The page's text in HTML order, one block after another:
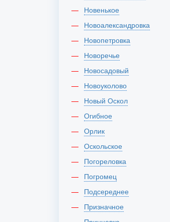
Новенькое
Новоалександровка
Новопетровка
Новоречье
Новосадовый
Новоуколово
Новый Оскол
Огибное
Орлик
Оскольское
Погореловка
Погромец
Подсереднее
Призначное